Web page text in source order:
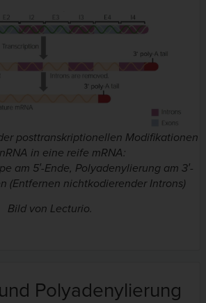
posttranskriptionellen Modifikationen
in eine reife mRNA:
am 5′-Ende, Polyadenylierung am 3′-
(Entfernen nichtkodierender Introns)
Bild von Lecturio.
Polyadenylierung